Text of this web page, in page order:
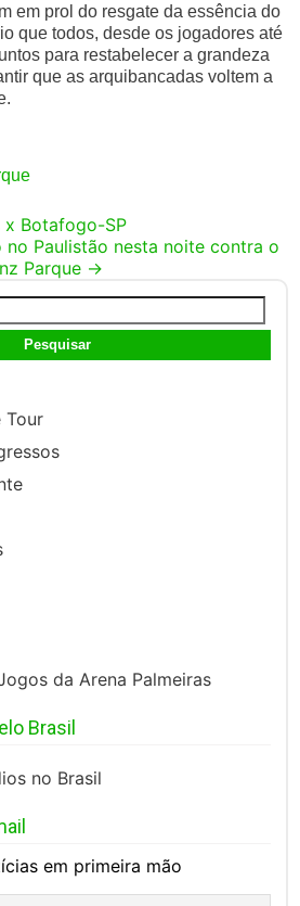
em prol do resgate da essência do
que todos, desde os jogadores até
para restabelecer a grandeza
que as arquibancadas voltem a
x Botafogo-SP
no Paulistão nesta noite contra o
Parque →
Tour
da Arena Palmeiras
Brasil
no Brasil
em primeira mão